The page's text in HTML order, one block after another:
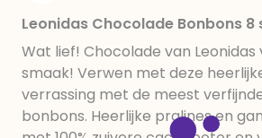
Leonidas Chocolade Bonbons 8
Wat lief! Chocolade van Leonidas
smaak! Verwen met deze
verrassing met de meest
bonbons. Heerlijke pralines en